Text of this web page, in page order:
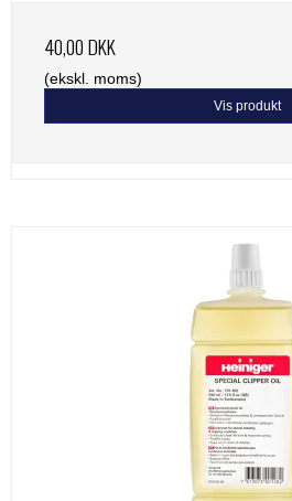
40,00 DKK
(ekskl. moms)
Vis produkt